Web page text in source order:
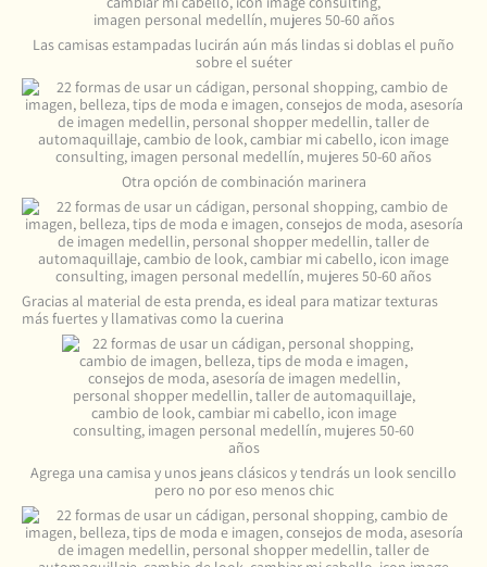
Las camisas estampadas lucirán aún más lindas si doblas el puño
sobre el suéter
Otra opción de combinación marinera
Gracias al material de esta prenda, es ideal para matizar texturas
más fuertes y llamativas como la cuerina
Agrega una camisa y unos jeans clásicos y tendrás un look sencillo
pero no por eso menos chic